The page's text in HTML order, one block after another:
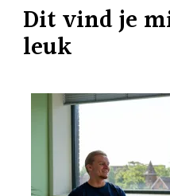
Dit vind je
leuk